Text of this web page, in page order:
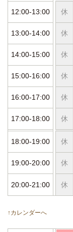
12:00-13:00 休
13:00-14:00 休
14:00-15:00 休
15:00-16:00 休
16:00-17:00 休
17:00-18:00 休
18:00-19:00 休
19:00-20:00 休
20:00-21:00 休
↑カレンダーへ